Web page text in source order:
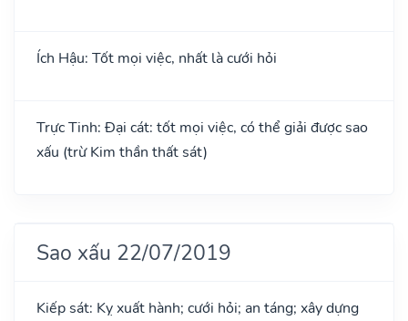
Ích Hậu: Tốt mọi việc, nhất là cưới hỏi
Trực Tinh: Đại cát: tốt mọi việc, có thể giải được sao
xấu (trừ Kim thần thất sát)
Sao xấu 22/07/2019
Kiếp sát: Kỵ xuất hành; cưới hỏi; an táng; xây dựng